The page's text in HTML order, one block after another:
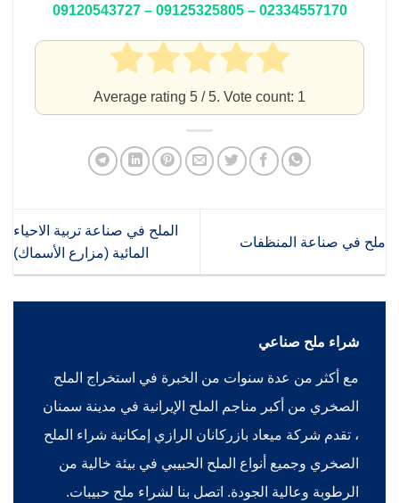
02334557170 – 09125325805 – 09120543727
Average rating 5 / 5. Vote count: 1
ملح في صناعة المنظفات
الملح في صناعة تربية الاحياء
المائية (مزارع الأسماك)
شراء ملح صناعي
مع أكثر من عدة سنوات من الخبرة في استخراج الملح
الصخري من أكبر مناجم الملح الإيرانية في مدينة سمنان
، تقدم شركة ميعاد بازركانان الرازي إمكانية شراء الملح
الصخري وجميع أنواع الملح الحبيبي في بيئة خالية من
الرطوبة وعالية الجودة. اتصل بنا لشراء ملح حبيبات.